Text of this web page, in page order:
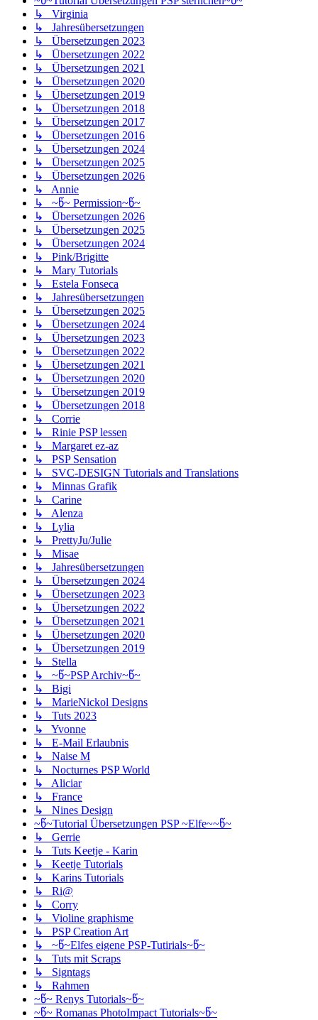
↳ Virginia
↳ Jahresübersetzungen
↳ Übersetzungen 2023
↳ Übersetzungen 2022
↳ Übersetzungen 2021
↳ Übersetzungen 2020
↳ Übersetzungen 2019
↳ Übersetzungen 2018
↳ Übersetzungen 2017
↳ Übersetzungen 2016
↳ Übersetzungen 2024
↳ Übersetzungen 2025
↳ Übersetzungen 2026
↳ Annie
↳ ~წ~ Permission~წ~
↳ Übersetzungen 2026
↳ Übersetzungen 2025
↳ Übersetzungen 2024
↳ Pink/Brigitte
↳ Mary Tutorials
↳ Estela Fonseca
↳ Jahresübersetzungen
↳ Übersetzungen 2025
↳ Übersetzungen 2024
↳ Übersetzungen 2023
↳ Übersetzungen 2022
↳ Übersetzungen 2021
↳ Übersetzungen 2020
↳ Übersetzungen 2019
↳ Übersetzungen 2018
↳ Corrie
↳ Rinie PSP lessen
↳ Margaret ez-az
↳ PSP Sensation
↳ SVC-DESIGN Tutorials and Translations
↳ Minnas Grafik
↳ Carine
↳ Alenza
↳ Lylia
↳ PrettyJu/Julie
↳ Misae
↳ Jahresübersetzungen
↳ Übersetzungen 2024
↳ Übersetzungen 2023
↳ Übersetzungen 2022
↳ Übersetzungen 2021
↳ Übersetzungen 2020
↳ Übersetzungen 2019
↳ Stella
↳ ~წ~PSP Archiv~წ~
↳ Bigi
↳ MarieNickol Designs
↳ Tuts 2023
↳ Yvonne
↳ E-Mail Erlaubnis
↳ Naise M
↳ Nocturnes PSP World
↳ Aliciar
↳ France
↳ Nines Design
~წ~Tutorial Übersetzungen PSP ~Elfe~~წ~
↳ Gerrie
↳ Tuts Keetje - Karin
↳ Keetje Tutorials
↳ Karins Tutorials
↳ Ri@
↳ Corry
↳ Violine graphisme
↳ PSP Creation Art
↳ ~წ~Elfes eigene PSP-Tutirials~წ~
↳ Tuts mit Scraps
↳ Signtags
↳ Rahmen
~წ~ Renys Tutorials~წ~
~წ~ Romanas PhotoImpact Tutorials~წ~